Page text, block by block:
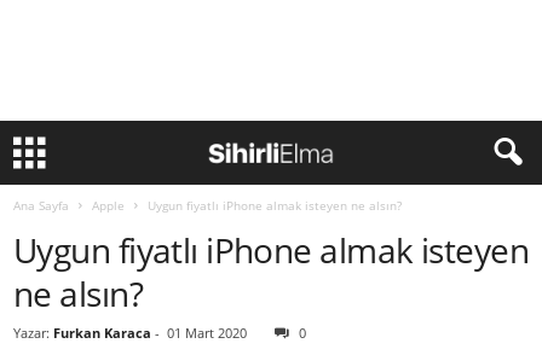
Ana Sayfa Apple Uygun fiyatlı iPhone almak isteyen ne alsın?
Uygun fiyatlı iPhone almak isteyen
ne alsın?
Yazar: Furkan Karaca - 01 Mart 2020 0